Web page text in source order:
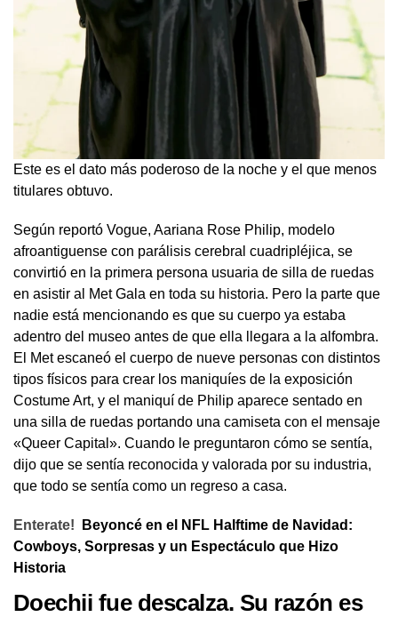
Este es el dato más poderoso de la noche y el que menos
titulares obtuvo.
Según reportó Vogue, Aariana Rose Philip, modelo
afroantiguense con parálisis cerebral cuadripléjica, se
convirtió en la primera persona usuaria de silla de ruedas
en asistir al Met Gala en toda su historia. Pero la parte que
nadie está mencionando es que su cuerpo ya estaba
adentro del museo antes de que ella llegara a la alfombra.
El Met escaneó el cuerpo de nueve personas con distintos
tipos físicos para crear los maniquíes de la exposición
Costume Art, y el maniquí de Philip aparece sentado en
una silla de ruedas portando una camiseta con el mensaje
«Queer Capital». Cuando le preguntaron cómo se sentía,
dijo que se sentía reconocida y valorada por su industria,
que todo se sentía como un regreso a casa.
Enterate!
Beyoncé en el NFL Halftime de Navidad:
Cowboys, Sorpresas y un Espectáculo que Hizo
Historia
Doechii fue descalza. Su razón es